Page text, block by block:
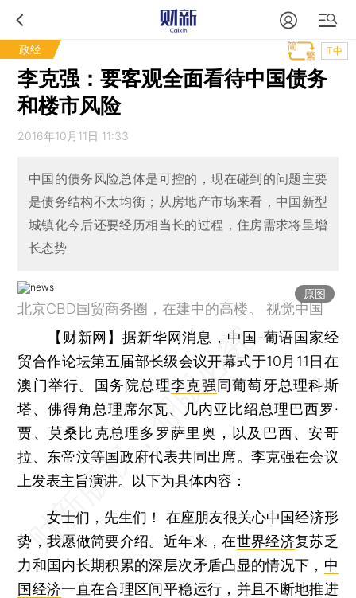
政经 T中
李克强：要客观全面看待中国债务
和楼市风险
2016年10月11日 11:33
中国的债务风险总体是可控的，现在碰到的问题主要
是债务结构不太均衡；从房地产市场来看，中国新型
城镇化今后还要经历相当长的过程，住房需求将呈增
长态势
原图
北京CBD国贸商务圈，在建中的高楼。 视觉中国
【财新网】据新华网消息，中国-葡语国家经
贸合作论坛第五届部长级会议开幕式于10月11日在
澳门举行。国务院总理李克强 同葡萄牙总理科斯
塔、佛得角总理席尔瓦、几内亚比绍总理巴西罗·
贾、莫桑比克总理多罗萨里奥，以及巴西、安哥
拉、东帝汶等国政府代表共同出席。李克强在会议
上发表主旨演讲。以下为具体内容：
女士们，先生们！ 在座朋友很关心中国经济形
势，我愿做简要介绍。近年来，在世界经济复苏乏
力和国内长期积累的深层次矛盾凸显的情况下， 中
国经济一直在合理区间平稳运行，并且不断地推进